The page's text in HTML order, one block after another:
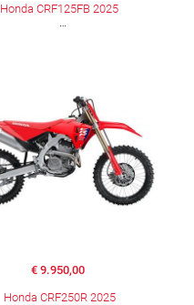
Honda CRF125FB 2025
€ 9.950,00
Honda CRF250R 2025